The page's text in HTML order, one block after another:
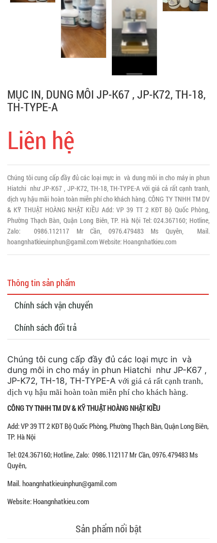
MỤC IN, DUNG MÔI JP-K67 , JP-K72, TH-18,
TH-TYPE-A
Liên hệ
Chúng tôi cung cấp đầy đủ các loại mực in và dung môi in cho máy in phun
Hiatchi như JP-K67 , JP-K72, TH-18, TH-TYPE-A với giá cả rất cạnh tranh,
dịch vụ hậu mãi hoàn toàn miễn phí cho khách hàng. CÔNG TY TNHH TM DV
& KỸ THUẬT HOÀNG NHẬT KIỀU Add: VP 39 TT 2 KĐT Bộ Quốc Phòng,
Phường Thạch Bàn, Quận Long Biên, TP. Hà Nội Tel: 024.367160; Hotline,
Zalo: 0986.112117 Mr Cần, 0976.479483 Ms Quyên, Mail.
hoangnhatkieuinphun@gamil.com Website: Hoangnhatkieu.com
Thông tin sản phẩm
Chính sách vận chuyển
Chính sách đổi trả
Chúng tôi cung cấp đầy đủ các loại mực in và
dung môi in cho máy in phun Hiatchi như JP-K67 ,
JP-K72, TH-18, TH-TYPE-A với giá cả rất cạnh tranh,
dịch vụ hậu mãi hoàn toàn miễn phí cho khách hàng.
CÔNG TY TNHH TM DV & KỸ THUẬT HOÀNG NHẬT KIỀU
Add: VP 39 TT 2 KĐT Bộ Quốc Phòng, Phường Thạch Bàn, Quận Long Biên,
TP. Hà Nội
Tel: 024.367160; Hotline, Zalo: 0986.112117 Mr Cần, 0976.479483 Ms
Quyên,
Mail. hoangnhatkieuinphun@gamil.com
Website: Hoangnhatkieu.com
Sản phẩm nổi bật